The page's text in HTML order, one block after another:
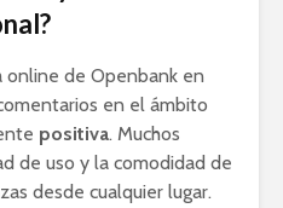
online de Openbank en
en el ámbito
positiva. Muchos
de uso y la comodidad de
desde cualquier lugar.